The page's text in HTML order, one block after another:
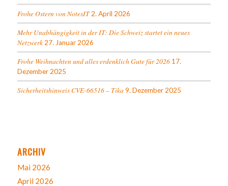
Frohe Ostern von NotesIT 2. April 2026
Mehr Unabhängigkeit in der IT: Die Schweiz startet ein neues
Netzwerk 27. Januar 2026
Frohe Weihnachten und alles erdenklich Gute für 2026 17.
Dezember 2025
Sicherheitshinweis CVE-66516 – Tika 9. Dezember 2025
ARCHIV
Mai 2026
April 2026